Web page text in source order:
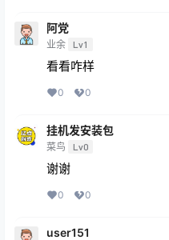
阿党
业余 Lv1
看看咋样
0 0
挂机发安装包
菜鸟 Lv0
谢谢
0 0
user151